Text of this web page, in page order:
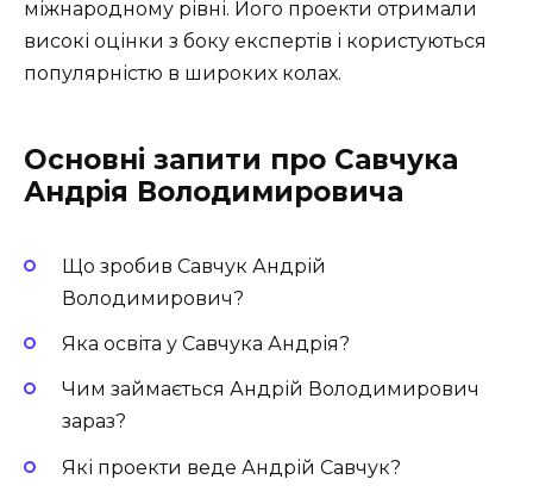
міжнародному рівні. Його проекти отримали
високі оцінки з боку експертів і користуються
популярністю в широких колах.
Основні запити про Савчука
Андрія Володимировича
Що зробив Савчук Андрій
Володимирович?
Яка освіта у Савчука Андрія?
Чим займається Андрій Володимирович
зараз?
Які проекти веде Андрій Савчук?